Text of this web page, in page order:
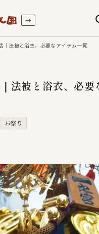
→
｜法被と浴衣、必要なアイテム一覧
法被と浴衣、必要
お祭り